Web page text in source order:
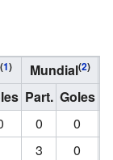
(1) Mundial(2)
Part. Goles
0 0
3 0